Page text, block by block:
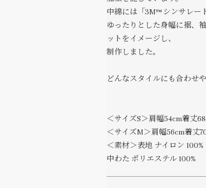
中綿には「3M™ シンサレー
ゆったりとした身幅に裾、
ットをイメージし、
制作しました。
どんなスタイルにも合わせ
＜サイズS＞肩幅54cm着丈
＜サイズM＞肩幅56cm着丈
＜素材＞表地 ナイロン
中わた ポリエステル 100%